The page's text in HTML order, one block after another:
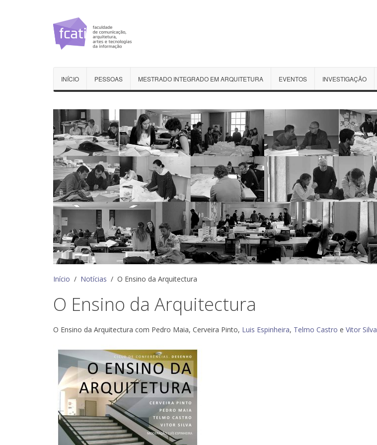
INÍCIO PESSOAS MESTRADO INTEGRADO EM ARQUITETURA EVENTOS INVESTIGAÇÃO
Início Notícias O Ensino da Arquitectura
O Ensino da Arquitectura
O Ensino da Arquitectura com Pedro Maia, Cerveira Pinto, Luis Espinheira, Telmo Castro e Vitor Silva